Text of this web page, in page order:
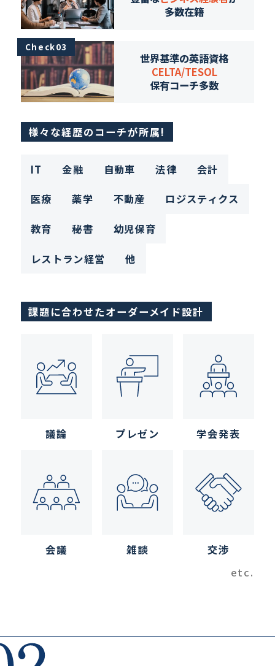
多数在籍
Check03
世界基準の英語資格
CELTA/TESOL
保有コーチ多数
様々な経歴のコーチが所属!
IT 金融 自動車 法律 会計
医療 薬学 不動産 ロジスティクス
教育 秘書 幼児保育
レストラン経営 他
課題に合わせたオーダーメイド設計
議論 プレゼン 学会発表
会議 雑談
交渉
etc.